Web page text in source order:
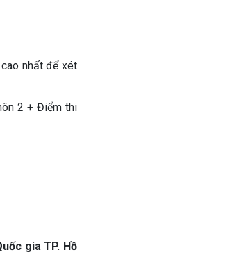
nhất để xét
2 + Điểm thi
gia TP. Hồ